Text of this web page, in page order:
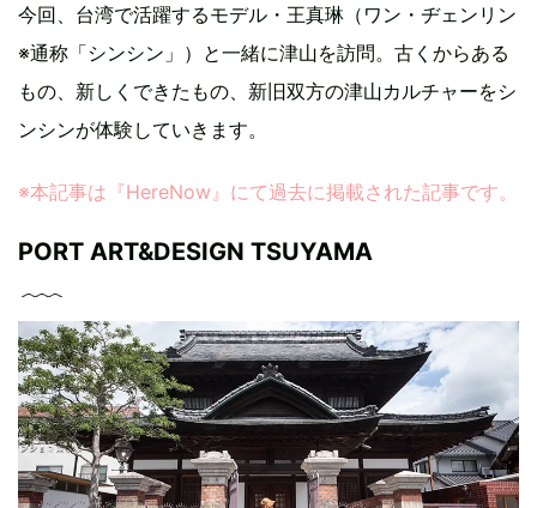
今回、台湾で活躍するモデル・王真琳（ワン・ヂェンリン
※通称「シンシン」）と一緒に津山を訪問。古くからある
もの、新しくできたもの、新旧双方の津山カルチャーをシ
ンシンが体験していきます。
※本記事は『HereNow』にて過去に掲載された記事です。
PORT ART&DESIGN TSUYAMA